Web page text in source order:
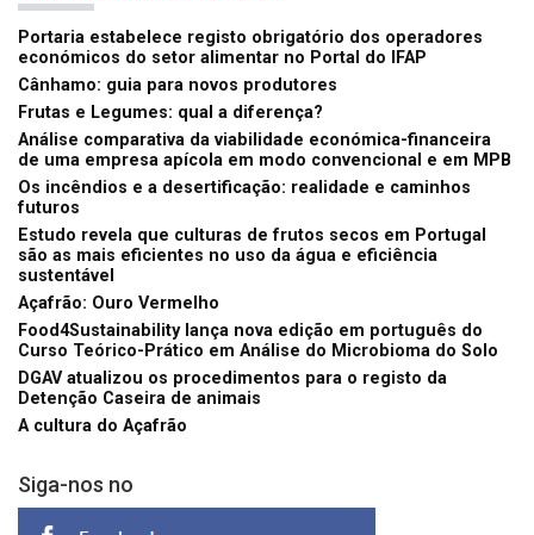
Portaria estabelece registo obrigatório dos operadores
económicos do setor alimentar no Portal do IFAP
Cânhamo: guia para novos produtores
Frutas e Legumes: qual a diferença?
Análise comparativa da viabilidade económica-financeira
de uma empresa apícola em modo convencional e em MPB
Os incêndios e a desertificação: realidade e caminhos
futuros
Estudo revela que culturas de frutos secos em Portugal
são as mais eficientes no uso da água e eficiência
sustentável
Açafrão: Ouro Vermelho
Food4Sustainability lança nova edição em português do
Curso Teórico-Prático em Análise do Microbioma do Solo
DGAV atualizou os procedimentos para o registo da
Detenção Caseira de animais
A cultura do Açafrão
Siga-nos no